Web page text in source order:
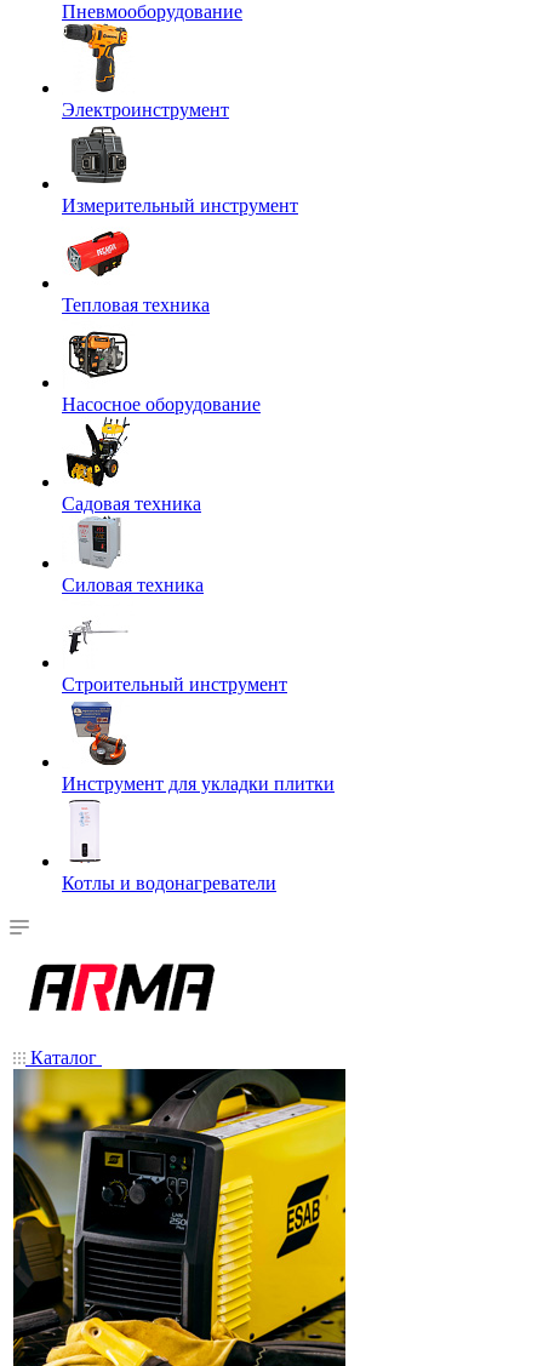
Пневмооборудование
Электроинструмент
Измерительный инструмент
Тепловая техника
Насосное оборудование
Садовая техника
Силовая техника
Строительный инструмент
Инструмент для укладки плитки
Котлы и водонагреватели
Каталог